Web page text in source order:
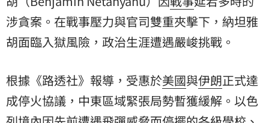
涉貪案。在戰事壓力與官司雙重夾擊下，納坦雅
胡面臨入獄風險，政治生涯遭遇嚴峻挑戰。
根據《路透社》報導，受惠於美國與伊朗正式達
成停火協議，中東區域緊張局勢暫獲緩解。以色